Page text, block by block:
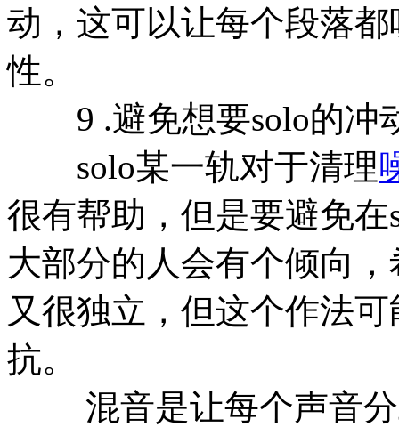
动，这可以让每个段落
性。
9 .避免想要solo的冲
solo某一轨对于清理
很有帮助，但是要避免
大部分的人会有个倾向
又很独立，但这个作法
抗。
混音是让每个声音分